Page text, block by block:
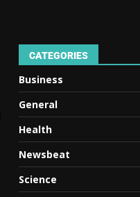
CATEGORIES
Business
General
Health
Newsbeat
Science